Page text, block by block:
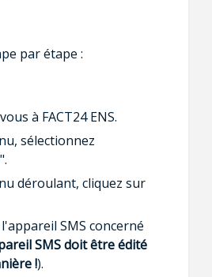
par étape :
à FACT24 ENS.
sélectionnez
".
déroulant, cliquez sur
SMS concerné
SMS doit être édité
!).